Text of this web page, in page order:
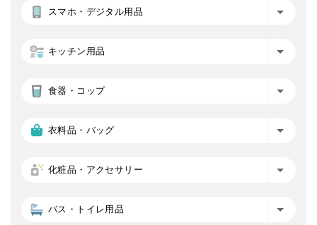
スマホ・デジタル用品
キッチン用品
食器・コップ
衣料品・バッグ
化粧品・アクセサリー
バス・トイレ用品